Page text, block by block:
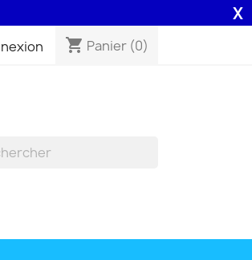
X
shopping_cart Panier (0)